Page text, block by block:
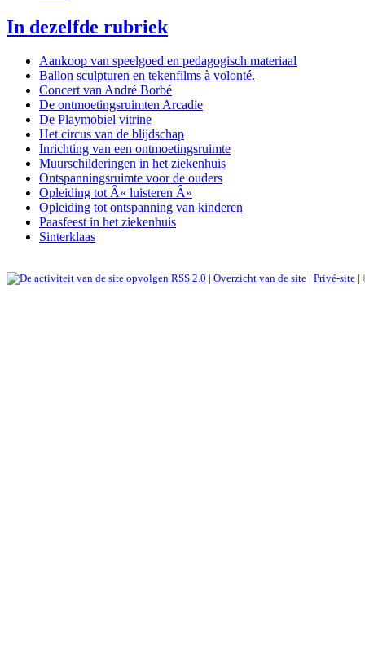
In dezelfde rubriek
Aankoop van speelgoed en pedagogisch materiaal
Ballon sculpturen en tekenfilms à volonté.
Concert van André Borbé
De ontmoetingsruimten Arcadie
De Playmobiel vitrine
Het circus van de blijdschap
Inrichting van een ontmoetingsruimte
Muurschilderingen in het ziekenhuis
Ontspanningsruimte voor de ouders
Opleiding tot Â« luisteren Â»
Opleiding tot ontspanning van kinderen
Paasfeest in het ziekenhuis
Sinterklaas
RSS 2.0 | Overzicht van de site | Privé-site |